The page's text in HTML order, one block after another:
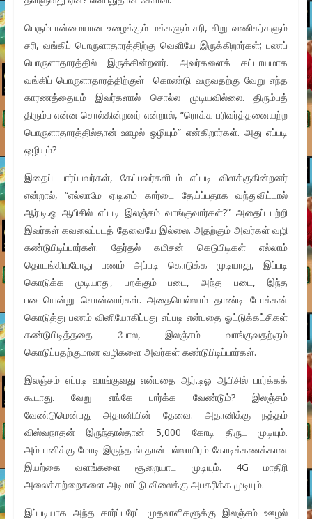
பெரும்பான்மையான உழைக்கும் மக்களும் சரி, சிறு வணிகர்களும்
சரி, வங்கிப் பொருளாதாரத்திற்கு வெளியே இருக்கிறார்கள்; பணப்
பொருளாதாரத்தில் இருக்கின்றனர். அவர்களைக் கட்டாயமாக
வங்கிப் பொருளாதாரத்திற்குள் கொண்டு வருவதற்கு வேறு எந்த
காரணத்தையும் இவர்களால் சொல்ல முடியவில்லை. திரும்பத்
திரும்ப என்ன சொல்கின்றனர் என்றால், “ரொக்க பரிவர்த்தனையற்ற
பொருளாதாரத்தில்தான் ஊழல் ஒழியும்” என்கிறார்கள். அது எப்படி
ஒழியும்?
இதைப் பார்ப்பவர்கள், கேட்பவர்களிடம் எப்படி விளக்குகின்றனர்
என்றால், “எல்லாமே ஏ.டி.எம் கார்டை தேய்ப்பதாக வந்துவிட்டால்
ஆர்.டி.ஓ ஆபிசில் எப்படி இலஞ்சம் வாங்குவார்கள்?” அதைப் பற்றி
இவர்கள் கவலைப்படத் தேவையே இல்லை. அதற்கும் அவர்கள் வழி
கண்டுபிடிப்பார்கள். தேர்தல் கமிசன் கெடுபிடிகள் எல்லாம்
தொடங்கியபோது பணம் அப்படி கொடுக்க முடியாது, இப்படி
கொடுக்க முடியாது, பறக்கும் படை, அந்த படை, இந்த
படையென்று சொன்னார்கள். அதையெல்லாம் தாண்டி டோக்கன்
கொடுத்து பணம் வினியோகிப்பது எப்படி என்பதை ஓட்டுக்கட்சிகள்
கண்டுபிடித்ததை போல, இலஞ்சம் வாங்குவதற்கும்
கொடுப்பதற்குமான வழிகளை அவர்கள் கண்டுபிடிப்பார்கள்.
இலஞ்சம் எப்படி வாங்குவது என்பதை ஆர்.டிஓ ஆபிசில் பார்க்கக்
கூடாது. வேறு எங்கே பார்க்க வேண்டும்? இலஞ்சம்
வேண்டுமென்பது அதானியின் தேவை. அதானிக்கு நத்தம்
விஸ்வநாதன் இருந்தால்தான் 5,000 கோடி திருட முடியும்.
அம்பானிக்கு மோடி இருந்தால் தான் பல்லாயிரம் கோடிக்கணக்கான
இயற்கை வளங்களை சூறையாட முடியும். 4G மாதிரி
அலைக்கற்றைகளை அடிமாட்டு விலைக்கு அபகரிக்க முடியும்.
இப்படியாக அந்த கார்ப்பரேட் முதலாளிகளுக்கு இலஞ்சம் ஊழல்